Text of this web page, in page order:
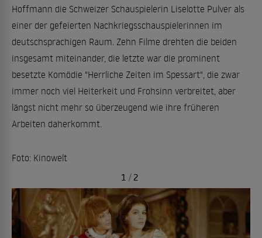
Hoffmann die Schweizer Schauspielerin Liselotte Pulver als
einer der gefeierten Nachkriegsschauspielerinnen im
deutschsprachigen Raum. Zehn Filme drehten die beiden
insgesamt miteinander, die letzte war die prominent
besetzte Komödie "Herrliche Zeiten im Spessart", die zwar
immer noch viel Heiterkeit und Frohsinn verbreitet, aber
längst nicht mehr so überzeugend wie ihre früheren
Arbeiten daherkommt.
Foto: Kinowelt
1 / 2